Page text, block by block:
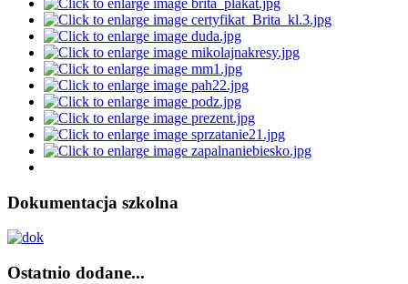
Dokumentacja szkolna
Ostatnio dodane...